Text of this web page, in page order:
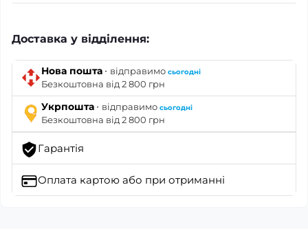
Доставка у відділення:
Нова пошта · відправимо сьогодні
Безкоштовна від 2 800 грн
Укрпошта · відправимо сьогодні
Безкоштовна від 2 800 грн
Гарантія
Оплата картою або при отриманні